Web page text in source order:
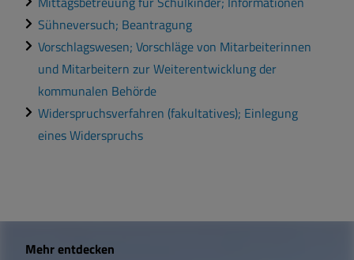
Sühneversuch; Beantragung
Vorschlagswesen; Vorschläge von Mitarbeiterinnen
und Mitarbeitern zur Weiterentwicklung der
kommunalen Behörde
Widerspruchsverfahren (fakultatives); Einlegung
eines Widerspruchs
W
Mehr entdecken